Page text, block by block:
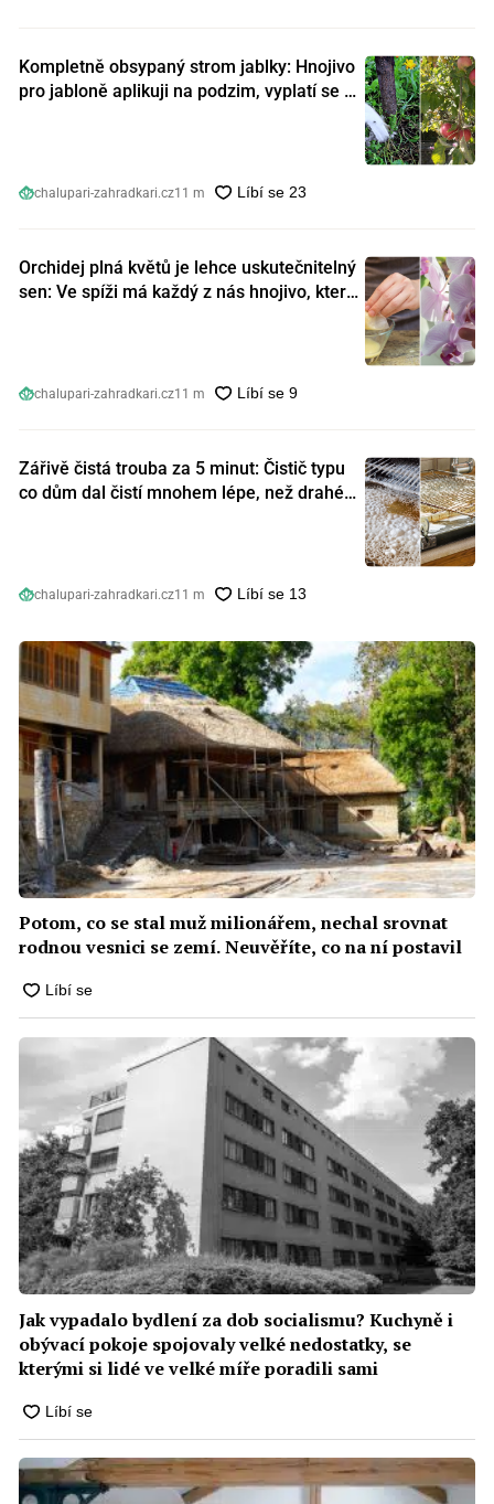
Kompletně obsypaný strom jablky: Hnojivo
pro jabloně aplikuji na podzim, vyplatí se s
chalupari-zahradkari.cz11 m
Orchidej plná květů je lehce uskutečnitelný
sen: Ve spíži má každý z nás hnojivo, které
chalupari-zahradkari.cz11 m
Zářivě čistá trouba za 5 minut: Čistič typu
co dům dal čistí mnohem lépe, než drahé
chalupari-zahradkari.cz11 m
Potom, co se stal muž milionářem, nechal srovnat
rodnou vesnici se zemí. Neuvěříte, co na ní postavil
Jak vypadalo bydlení za dob socialismu? Kuchyně i
obývací pokoje spojovaly velké nedostatky, se
kterými si lidé ve velké míře poradili sami